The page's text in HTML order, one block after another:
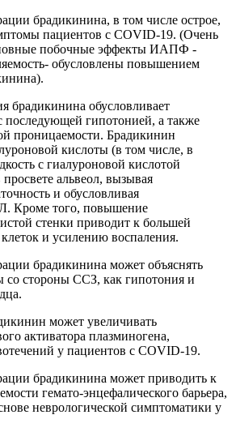
брадикинина, в том числе острое,
пациентов с COVID-19. (Очень
побочные эффекты ИАПФ -
обусловлены повышением
брадикинина обусловливает
последующей гипотонией, а также
проницаемости. Брадикинин
кислоты (в том числе, в
с гиалуроновой кислотой
альвеол, вызывая
и обусловливая
Кроме того, повышение
стенки приводит к большей
и усилению воспаления.
брадикинина может объяснять
со стороны ССЗ, как гипотония и
может увеличивать
активатора плазминогена,
у пациентов с COVID-19.
брадикинина может приводить к
гемато-энцефалического барьера,
неврологической симптоматики у